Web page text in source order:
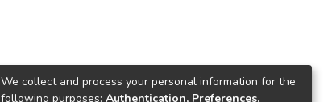
We collect and process your personal information for the
following purposes: Authentication, Preferences,